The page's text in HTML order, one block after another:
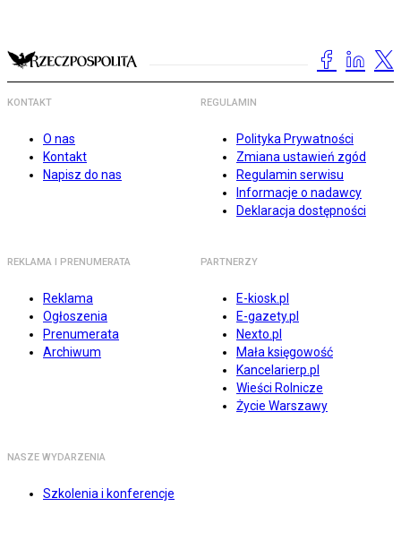
KONTAKT
O nas
Kontakt
Napisz do nas
REGULAMIN
Polityka Prywatności
Zmiana ustawień zgód
Regulamin serwisu
Informacje o nadawcy
Deklaracja dostępności
REKLAMA I PRENUMERATA
Reklama
Ogłoszenia
Prenumerata
Archiwum
PARTNERZY
E-kiosk.pl
E-gazety.pl
Nexto.pl
Mała księgowość
Kancelarierp.pl
Wieści Rolnicze
Życie Warszawy
NASZE WYDARZENIA
Szkolenia i konferencje